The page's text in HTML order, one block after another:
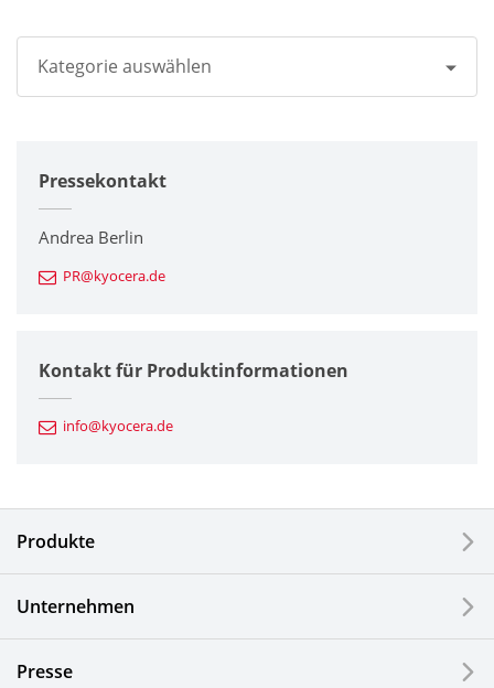
Kategorie auswählen
Unternehmen
Drucker / Multifunktionsgeräte
Feinkeramik-Komponenten
Automotive Komponenten
Elektronische Komponenten & Geräte
Optische Komponenten
Pressekontakt
Andrea Berlin
PR@kyocera.de
Kontakt für Produktinformationen
info@kyocera.de
Produkte
Unternehmen
Presse